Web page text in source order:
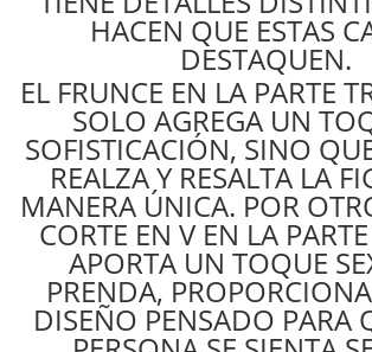
HACEN QUE ESTAS
DESTAQUEN.
EL FRUNCE EN LA PARTE
SOLO AGREGA UN
SOFISTICACIÓN, SINO
REALZA Y RESALTA LA
MANERA ÚNICA. POR
CORTE EN V EN LA
APORTA UN TOQUE
PRENDA,
DISEÑO PENSADO PARA